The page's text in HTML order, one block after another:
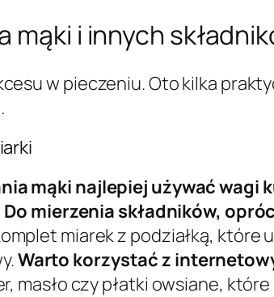
i innych
w pieczeniu. Oto kilka
mąki najlepiej używać wagi
Do mierzenia składników,
miarek z podziałką, które
Warto korzystać z
masło czy płatki owsiane,